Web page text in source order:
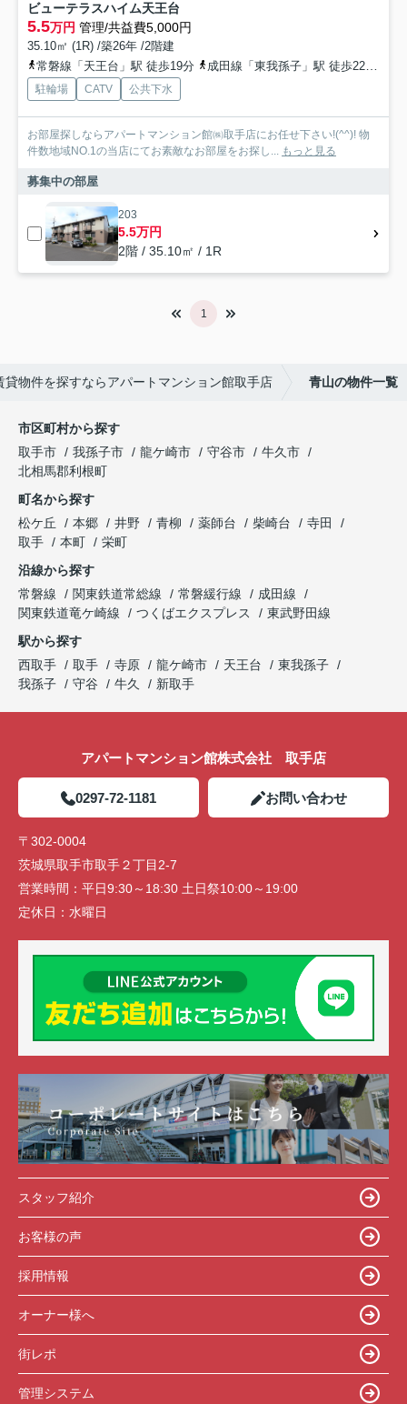
ビューテラスハイム天王台
5.5万円 管理/共益費5,000円
35.10㎡ (1R) /築26年 /2階建
常磐線「天王台」駅 徒歩19分
成田線「東我孫子」駅 徒歩22分
駐輪場 CATV 公共下水
お部屋探しならアパートマンション館㈱取手店にお任せ下さい!(^^)! 物
件数地域NO.1の当店にてお素敵なお部屋をお探し... もっと見る
募集中の部屋
203
5.5万円
2階 / 35.10㎡ / 1R
1
貸物件を探すならアパートマンション館取手店 青山の物件一覧
市区町村から探す
取手市
我孫子市 龍ケ崎市 守谷市
牛久市
北相馬郡利根町
町名から探す
松ケ丘
本郷 井野 青柳 薬師台 柴崎台
寺田
取手
本町
栄町
沿線から探す
常磐線
関東鉄道常総線 常磐緩行線
成田線
関東鉄道竜ケ崎線
つくばエクスプレス
東武野田線
駅から探す
西取手
取手 寺原 龍ケ崎市 天王台
東我孫子
我孫子
守谷 牛久 新取手
アパートマンション館株式会社 取手店
0297-72-1181 お問い合わせ
〒302-0004
茨城県取手市取手２丁目2-7
営業時間： 平日9:30～18:30 土日祭10:00～19:00
定休日： 水曜日
スタッフ紹介
お客様の声
採用情報
オーナー様へ
街レポ
管理システム